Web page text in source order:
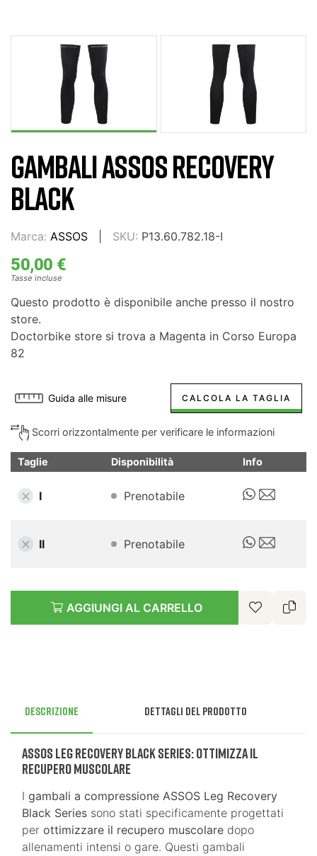
GAMBALI ASSOS RECOVERY
BLACK
Marca: ASSOS SKU: P13.60.782.18-I
50,00 €
Tasse incluse
Questo prodotto è disponibile anche presso il nostro
store.
Doctorbike store si trova a Magenta in Corso Europa
82
Guida alle misure CALCOLA LA TAGLIA
Scorri orizzontalmente per verificare le informazioni
Taglie Disponibilità Info
I Prenotabile
II Prenotabile
AGGIUNGI AL CARRELLO
Descrizione Dettagli del prodotto
ASSOS Leg Recovery Black Series: Ottimizza il
Recupero Muscolare
I gambali a compressione ASSOS Leg Recovery
Black Series sono stati specificamente progettati
per ottimizzare il recupero muscolare dopo
allenamenti intensi o gare. Questi gambali